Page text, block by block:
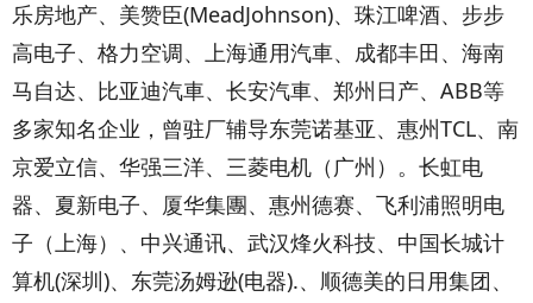
乐房地产、美赞臣(MeadJohnson)、珠江啤酒、步步
高电子、格力空调、上海通用汽車、成都丰田、海南
马自达、比亚迪汽車、长安汽車、郑州日产、ABB等
多家知名企业，曾驻厂辅导东莞诺基亚、惠州TCL、南
京爱立信、华强三洋、三菱电机（广州）。长虹电
器、夏新电子、厦华集團、惠州德赛、飞利浦照明电
子（上海）、中兴通讯、武汉烽火科技、中国长城计
算机(深圳)、东莞汤姆逊(电器).、顺德美的日用集团、